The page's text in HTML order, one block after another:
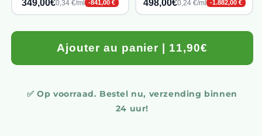
349,00€0,34 €/ml -841,00 € 498,00€0,24 €/ml -1.882,00 €
Ajouter au panier | 11,90€
✅ Op voorraad. Bestel nu, verzending binnen
24 uur!